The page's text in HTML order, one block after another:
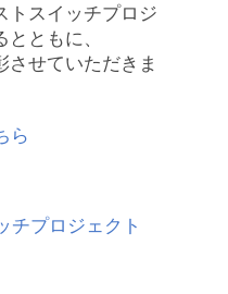
トスイッチプロジ
ともに、
させていただきま
ら